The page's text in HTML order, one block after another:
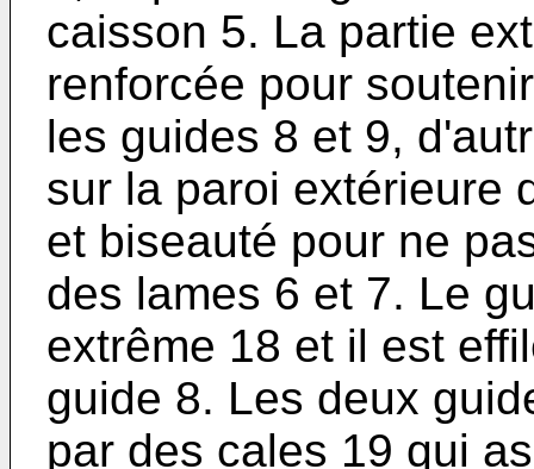
caisson 5. La partie
renforcée pour
les guides 8 et 9,
sur la paroi extérieure
et biseauté pour ne
des lames 6 et 7. Le
extrême 18 et il est
guide 8. Les deux
par des cales 19 qui